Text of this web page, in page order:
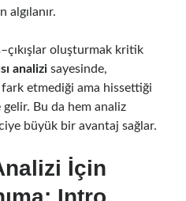
algılanır.
oluşturmak kritik
analizi sayesinde,
etmediği ama hissettiği
gelir. Bu da hem analiz
büyük bir avantaj sağlar.
İçin